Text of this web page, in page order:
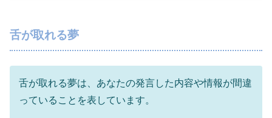
舌が取れる夢
舌が取れる夢は、あなたの発言した内容や情報が間違
っていることを表しています。